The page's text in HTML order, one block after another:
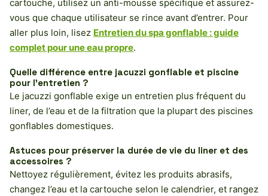
cartouche, utilisez un anti-mousse spécifique et assurez-
vous que chaque utilisateur se rince avant d’entrer. Pour
aller plus loin, lisez Entretien du spa gonflable : guide
complet pour une eau propre.
Quelle différence entre jacuzzi gonflable et piscine
pour l’entretien ?
Le jacuzzi gonflable exige un entretien plus fréquent du
liner, de l’eau et de la filtration que la plupart des piscines
gonflables domestiques.
Astuces pour préserver la durée de vie du liner et des
accessoires ?
Nettoyez régulièrement, évitez les produits abrasifs,
changez l’eau et la cartouche selon le calendrier, et rangez